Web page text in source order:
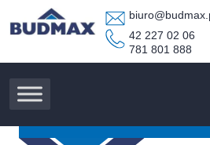
42 227 02 06
781 801 888